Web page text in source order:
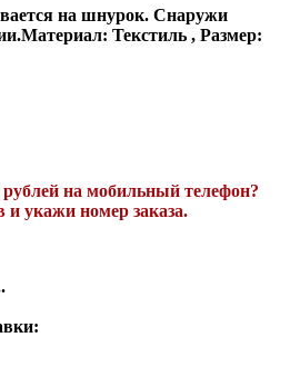
на шнурок. Снаружи
Текстиль , Размер:
на мобильный телефон?
и укажи номер заказа.